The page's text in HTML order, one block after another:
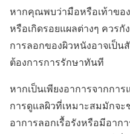
หากคุณพบว่ามือหรือเท้าขอ
หรือเกิดรอยแผลต่างๆ ควร
การลอกของผิวหนังอาจเป็
ต้องการการรักษาทันที
หากเป็นเพียงอาการจากกา
การดูแลผิวที่เหมาะสมมักจะ
อาการลอกเรื้อรังหรือมีอาก